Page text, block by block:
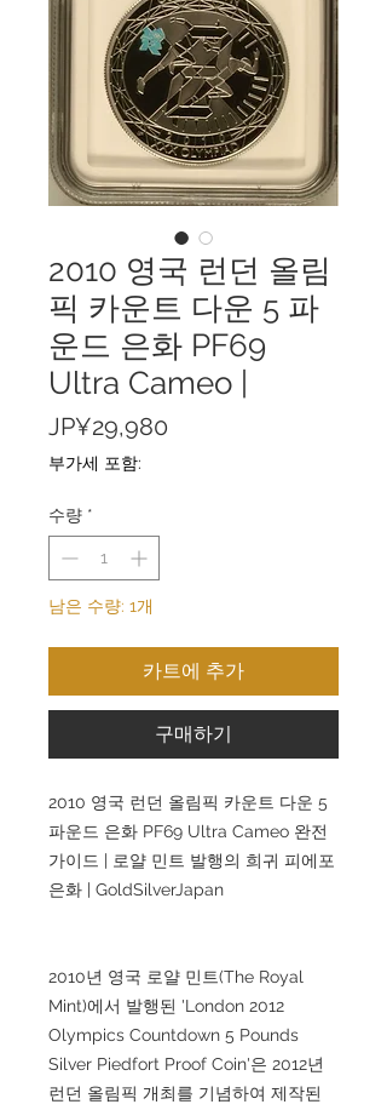
2010 영국 런던 올림
픽 카운트 다운 5 파
운드 은화 PF69
Ultra Cameo |
JP¥29,980
부가세 포함:
수량 *
남은 수량: 1개
카트에 추가
구매하기
2010 영국 런던 올림픽 카운트 다운 5
파운드 은화 PF69 Ultra Cameo 완전
가이드 | 로얄 민트 발행의 희귀 피에포
은화 | GoldSilverJapan
2010년 영국 로얄 민트(The Royal
Mint)에서 발행된 'London 2012
Olympics Countdown 5 Pounds
Silver Piedfort Proof Coin'은 2012년
런던 올림픽 개최를 기념하여 제작된